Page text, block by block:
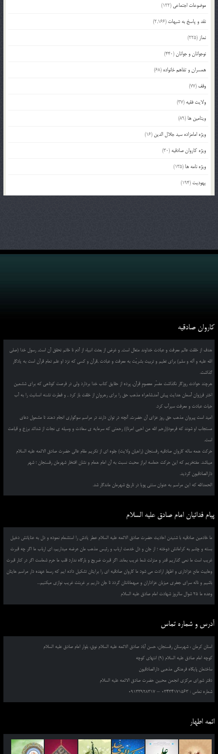
موضوعات اجتماعی (122)
نقد و پاسخ به شبهات (2,166)
نماز (225)
نوجوانان و جوانان(440)
همسران و تفاهم خانواده (68)
وقف (77)
ولایت فقیه (37)
ویتامین ها (89)
ویژه امامزاده سید جلال الدین (16)
ویژه کاروان صادقیه (30)
ویژه نامه ها (135)
یهودیت (194)
کاروان صادقیه
هدف از خلقت عالم معرفت و عبادت خداوند متعال است, و غرض از بعثت انبیاء از آدم تا خاتم تحقق آن است, رسول خدا (صلی
الله علیه و آله و سلم) برای تعلیم و تربیت بشریّت به معرفت و عبادت ,قرآن و کسی که نزد او علم تمام قرآن است به یادگار
گذاشت.
هرچند حوادث روزگار نگذاشت مفسّر معصومِ قرآن, پرده از حقایق کتاب خدا بردارد ولی در فرصت کوتاهی که برای ششمین
اختر فرزوان آسمان هدایت پیش آمد,شاهراه مذهب حق را برای رهروانِ از خلقت باز کرد , و فطرت تشنه انسانیت را به آب
حیات عبادت و معرفت سیرآب کرد.
امید است پیروان مذهب حق روز عزای آن حضرت, آنچه در توان دارند در مراسم سوگواری انجام دهند تا مشمول دعای
مستجاب او شوند که فرمود((رحم الله من احیی امرنا)) رحمتی که سرمایه ی سعادت و وسیله ی نجات از شدائد برزخ و قیامت
است.
حرکت همه ساله کاروان صادقیه رفسنجان (راهیان ولایت) جلوه ای از تکریم مقام عالی حضرت صادق الائمه علیه السلام
میباشد. مفتخریم که این حرکت حماسه ابراز محبت نسبت به آن امام همام و نشان افتخار شهرمان رفسنجان ؛ شهر
دارالصادقیون گردید.
الحمدالله که این مراسم به عنوان سنتی پویا در تاریخ شهرمان ماندگار شد.
پیام فدائیان امام صادق علیه السلام
ما خادمین صادقیه با شنیدن احادیث حضرت صادق الائمه علیه السلام عطر یادش را استشمام نموده و دل به عنایاتش دخیل
بسته و چشم به کراماتش دوخته ؛ از جان و دل خدمت ارباب و رئیس مذهب مان عرضه میداریم، ای ارباب ما اگر چه قبرت
غریب است ما نمی گذاریم قدر و منزلت شما غریب بماند. اگر قبرت ضریح و بارگاه ندارد قلب ما حرم شماست اگر در کنار قبرت
وهابیت مانع عزاداری و اظهار ارادت می شود ما کاروان صادقیه ای را برایتان تشکیل داده ایم که رسما عهده دار مراسم هایتان
باشیم و ناله سرای جعفری میزبان عزاداران و میهمانانتان گردد تا جان داریم بر غربتت غریب نوازی میکنیم...
وعده ما 25 شوال سالروز شهادت امام صادق علیه السلام
آدرس و شماره تماس
استان کرمان ، شهرستان رفسنجان، حسن آباد صادق الائمه علیه السلام نوق، بلوار امام صادق علیه السلام
کوچه امام صادق علیه السلام (9) انتهای کوچه
ساختمان پایگاه فرهنگی مذهبی دارالصادقیون
دفتر شورای مرکزی انجمن محبین حضرت صادق الائمه علیه السلام
شماره تماس : 03434171563 – 09133928317
ائمه اطهار